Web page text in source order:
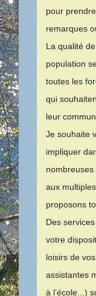
pour
remarques
La qualité
population
toutes les
qui
leur
Je souhaite
impliquer
aux
proposons
Des
votre
loisirs de
assistantes
à l’école...)